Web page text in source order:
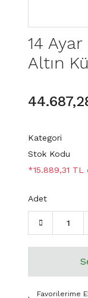
14 Ayar
Altın
Kategori
Stok Kodu
*15.889,31 TL
Adet